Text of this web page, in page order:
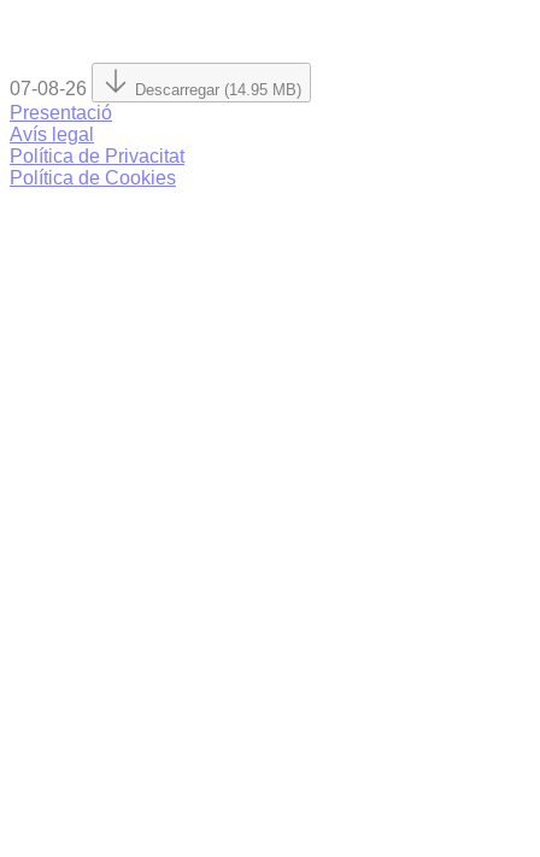
07-08-26 Descarregar (14.95 MB)
Presentació
Avís legal
Política de Privacitat
Política de Cookies